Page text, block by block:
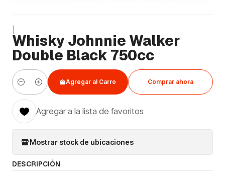
Whisky Johnnie Walker
Double Black 750cc
Cantidad
Agregar al Carro Comprar ahora
Agregar a la lista de favoritos
Mostrar stock de ubicaciones
DESCRIPCIÓN